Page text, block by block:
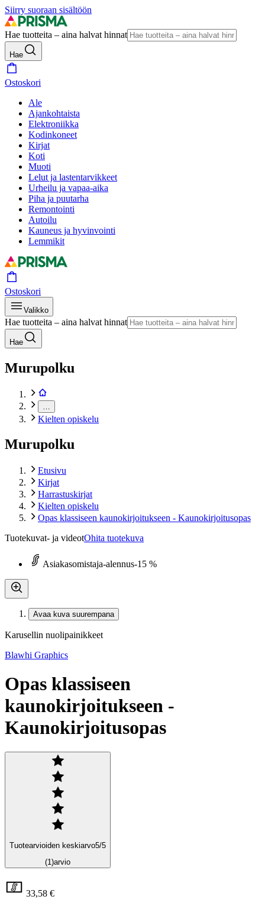
Siirry suoraan sisältöön
Hae tuotteita – aina halvat hinnat
Hae
Ostoskori
Ale
Ajankohtaista
Elektroniikka
Kodinkoneet
Kirjat
Koti
Muoti
Lelut ja lastentarvikkeet
Urheilu ja vapaa-aika
Piha ja puutarha
Remontointi
Autoilu
Kauneus ja hyvinvointi
Lemmikit
Ostoskori
Valikko
Hae tuotteita – aina halvat hinnat
Hae
Murupolku
Kielten opiskelu
Murupolku
Etusivu
Kirjat
Harrastuskirjat
Kielten opiskelu
Opas klassiseen kaunokirjoitukseen - Kaunokirjoitusopas
Tuotekuvat- ja videotOhita tuotekuva
Asiakasomistaja-alennus-15 %
Avaa kuva suurempana
Karusellin nuolipainikkeet
Blawhi Graphics
Opas klassiseen
kaunokirjoitukseen -
Kaunokirjoitusopas
Tuotearvioiden keskiarvo5/5
(1)arvio
33,58 €